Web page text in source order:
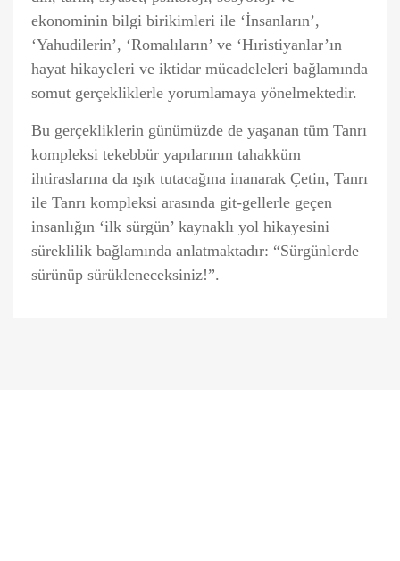
ekonominin bilgi birikimleri ile ‘İnsanların’,
‘Yahudilerin’, ‘Romalıların’ ve ‘Hıristiyanlar’ın
hayat hikayeleri ve iktidar mücadeleleri bağlamında
somut gerçekliklerle yorumlamaya yönelmektedir.
Bu gerçekliklerin günümüzde de yaşanan tüm Tanrı
kompleksi tekebbür yapılarının tahakküm
ihtiraslarına da ışık tutacağına inanarak Çetin, Tanrı
ile Tanrı kompleksi arasında git-gellerle geçen
insanlığın ‘ilk sürgün’ kaynaklı yol hikayesini
süreklilik bağlamında anlatmaktadır: “Sürgünlerde
sürünüp sürükleneceksiniz!”.